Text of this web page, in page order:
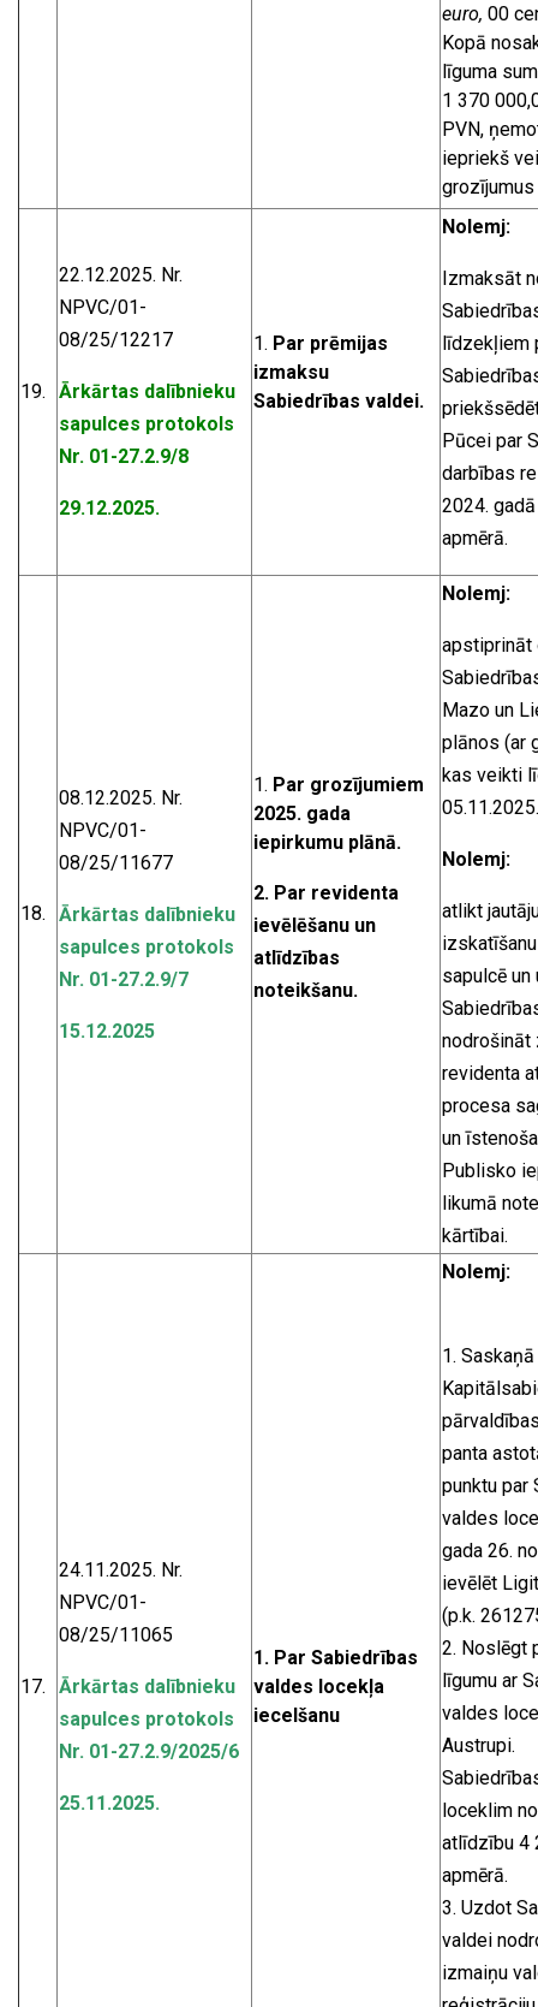
euro, 00
Kopā
līguma
1 370
PVN,
iepriekš
19.
22.12.2025. Nr.
NPVC/01-
08/25/12217
Ārkārtas dalībnieku
sapulces protokols
Nr. 01-27.2.9/8
29.12.2025.
Par prēmijas
izmaksu
Sabiedrības valdei.
Nolemj:
Izmaksāt
līdzekļiem
Pūcei par
darbības
2024.
apmērā.
18.
08.12.2025. Nr.
NPVC/01-
08/25/11677
Ārkārtas dalībnieku
sapulces protokols
Nr. 01-27.2.9/7
15.12.2025
Par grozījumiem
2025. gada
iepirkumu plānā.
2. Par revidenta
ievēlēšanu un
atlīdzības
noteikšanu.
Nolemj:
apstiprināt
Mazo un
plānos (ar
kas veikti
Nolemj:
atlikt
sapulcē un
nodrošināt
revidenta
procesa
un
Publisko
likumā
kārtībai.
17.
24.11.2025. Nr.
NPVC/01-
08/25/11065
Ārkārtas dalībnieku
sapulces protokols
Nr. 01-27.2.9/2025/6
25.11.2025.
1. Par Sabiedrības
valdes locekļa
iecelšanu
Nolemj:
1. Saskaņā
panta
punktu par
valdes
gada 26.
ievēlēt
(p.k.
2. Noslēgt
līgumu ar
valdes
Austrupi.
loceklim
atlīdzību 4
apmērā.
3. Uzdot
valdei
izmaiņu